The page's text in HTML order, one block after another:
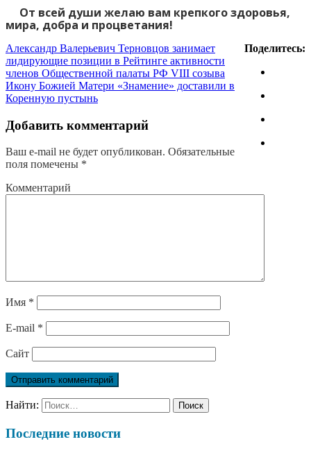
От всей души желаю вам крепкого здоровья,
мира, добра и процветания!
Поделитесь:
Александр Валерьевич Терновцов занимает
лидирующие позиции в Рейтинге активности
членов Общественной палаты РФ VIII созыва
Икону Божией Матери «Знамение» доставили в
Коренную пустынь
Добавить комментарий
Ваш e-mail не будет опубликован. Обязательные
поля помечены *
Комментарий
Имя *
E-mail *
Сайт
Найти:
Последние новости